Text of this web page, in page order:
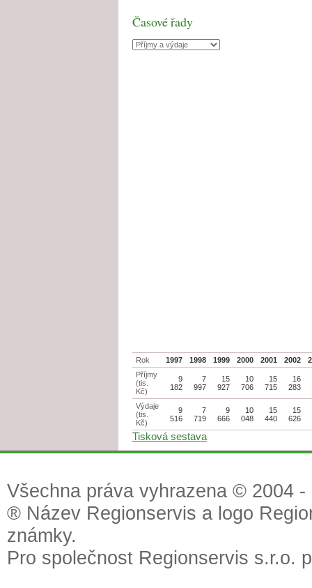
Časové řady
Rok 1997 1998 1999 2000 2001 2002
Příjmy
(tis.
Kč)
9
182
7
997
15
927
10
706
15
715
16
283
Výdaje
(tis.
Kč)
9
516
7
719
9
666
10
048
15
440
15
626
Tisková sestava
Všechna práva vyhrazena © 2004
® Název Regionservis a logo
známky.
Pro společnost Regionservis s.r.o.